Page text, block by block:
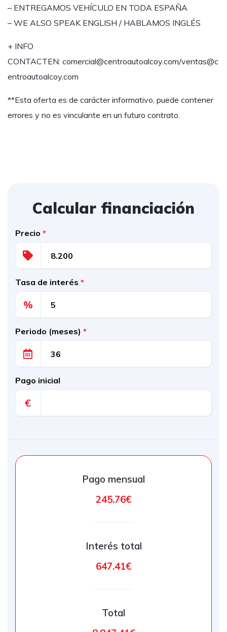
– ENTREGAMOS VEHÍCULO EN TODA ESPAÑA
– WE ALSO SPEAK ENGLISH / HABLAMOS INGLÉS
+ INFO
CONTACTEN: comercial@centroautoalcoy.com/ventas@c
entroautoalcoy.com
**Esta oferta es de carácter informativo, puede contener
errores y no es vinculante en un futuro contrato.
Calcular financiación
Precio *
Tasa de interés *
%
Periodo (meses) *
Pago inicial
€
Pago mensual
245.76€
Interés total
647.41€
Total